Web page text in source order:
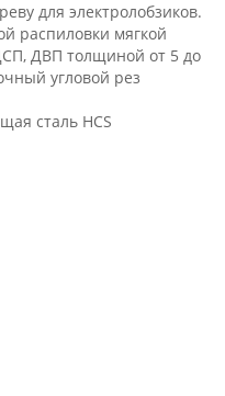
для электролобзиков.
распиловки мягкой
ДВП толщиной от 5 до
угловой рез
сталь HСS